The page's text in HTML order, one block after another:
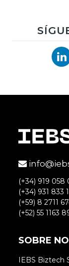
(+34) 919 058
(+34) 931 833
(+59) 8 2711
(+52) 55 1163
SOBRE
IEBS Biztech